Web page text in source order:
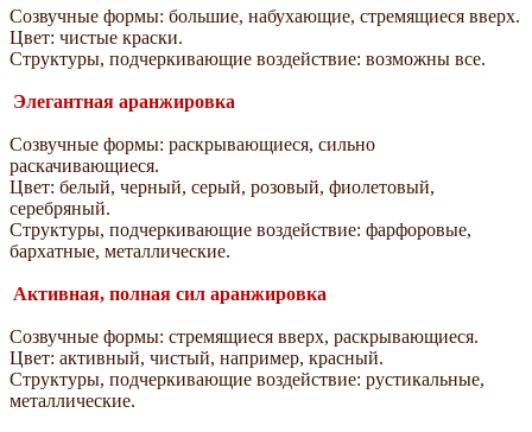
Созвучные формы: большие, набухающие, стремящиеся вверх.
Цвет: чистые краски.
Структуры, подчеркивающие воздействие: возможны все.
Элегантная аранжировка
Созвучные формы: раскрывающиеся, сильно
раскачивающиеся.
Цвет: белый, черный, серый, розовый, фиолетовый,
серебряный.
Структуры, подчеркивающие воздействие: фарфоровые,
бархатные, металлические.
Активная, полная сил аранжировка
Созвучные формы: стремящиеся вверх, раскрывающиеся.
Цвет: активный, чистый, например, красный.
Структуры, подчеркивающие воздействие: рустикальные,
металлические.